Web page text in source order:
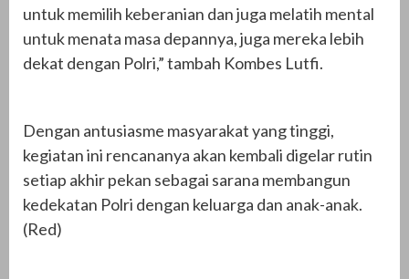
untuk memilih keberanian dan juga melatih mental
untuk menata masa depannya, juga mereka lebih
dekat dengan Polri,” tambah Kombes Lutfi.
Dengan antusiasme masyarakat yang tinggi,
kegiatan ini rencananya akan kembali digelar rutin
setiap akhir pekan sebagai sarana membangun
kedekatan Polri dengan keluarga dan anak-anak.
(Red)